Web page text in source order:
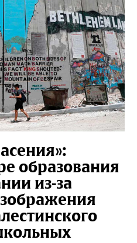
образования
из-за